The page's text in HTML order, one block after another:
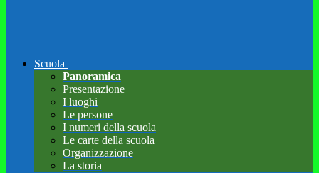
Scuola
Panoramica
Presentazione
I luoghi
Le persone
I numeri della scuola
Le carte della scuola
Organizzazione
La storia